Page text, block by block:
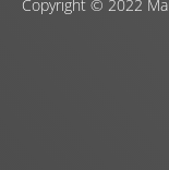
Copyright © 2022